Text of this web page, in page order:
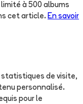
à 500 albums
cet article. En savoir
statistiques de visite,
personnalisé.
pour le